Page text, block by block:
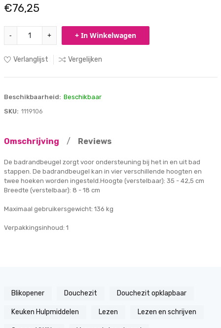
€76,25
- + + In Winkelwagen
Verlanglijst Vergelijken
Beschikbaarheid: Beschikbaar
SKU: 1119106
Omschrijving / Reviews
De badrandbeugel zorgt voor ondersteuning bij het in en uit bad
stappen. De badrandbeugel kan in vier verschillende hoogten en
twee hoeken worden ingesteld.Hoogte (verstelbaar): 35 - 42,5 cm
Breedte (verstelbaar): 8 - 18 cm
Maximaal gebruikersgewicht: 136 kg
Verpakkingsinhoud: 1
Blikopener Douchezit Douchezit opklapbaar
Keuken Hulpmiddelen Lezen Lezen en schrijven